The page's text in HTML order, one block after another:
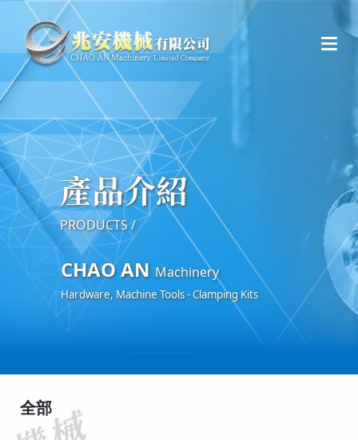
產品介紹
PRODUCTS /
CHAO AN Machinery
Hardware, Machine Tools - Clamping Kits
全部